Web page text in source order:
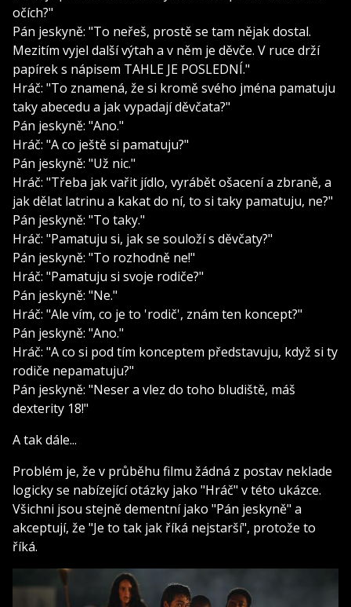
očích?"
Pán jeskyně: "To neřeš, prostě se tam nějak dostal.
Mezitím vyjel další výtah a v něm je děvče. V ruce drží
papírek s nápisem TAHLE JE POSLEDNÍ."
Hráč: "To znamená, že si kromě svého jména pamatuju
taky abecedu a jak vypadají děvčata?"
Pán jeskyně: "Ano."
Hráč: "A co ještě si pamatuju?"
Pán jeskyně: "Už nic."
Hráč: "Třeba jak vařit jídlo, vyrábět ošacení a zbraně, a
jak dělat latrinu a kakat do ní, to si taky pamatuju, ne?"
Pán jeskyně: "To taky."
Hráč: "Pamatuju si, jak se souloží s děvčaty?"
Pán jeskyně: "To rozhodně ne!"
Hráč: "Pamatuju si svoje rodiče?"
Pán jeskyně: "Ne."
Hráč: "Ale vím, co je to 'rodič', znám ten koncept?"
Pán jeskyně: "Ano."
Hráč: "A co si pod tím konceptem představuju, když si ty
rodiče nepamatuju?"
Pán jeskyně: "Neser a vlez do toho bludiště, máš
dexterity 18!"
A tak dále...
Problém je, že v průběhu filmu žádná z postav neklade
logicky se nabízející otázky jako "Hráč" v této ukázce.
Všichni jsou stejně dementní jako "Pán jeskyně" a
akceptují, že "Je to tak jak říká nejstarší", protože to
říká.